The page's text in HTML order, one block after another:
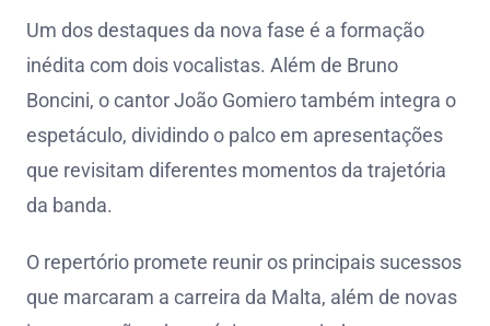
Um dos destaques da nova fase é a formação
inédita com dois vocalistas. Além de Bruno
Boncini, o cantor João Gomiero também integra o
espetáculo, dividindo o palco em apresentações
que revisitam diferentes momentos da trajetória
da banda.
O repertório promete reunir os principais sucessos
que marcaram a carreira da Malta, além de novas